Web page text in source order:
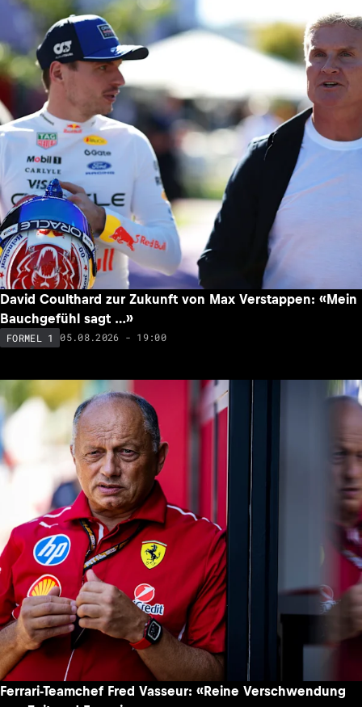
David Coulthard zur Zukunft von Max Verstappen: «Mein
Bauchgefühl sagt …»
FORMEL 1 05.08.2026 - 19:00
Ferrari-Teamchef Fred Vasseur: «Reine Verschwendung